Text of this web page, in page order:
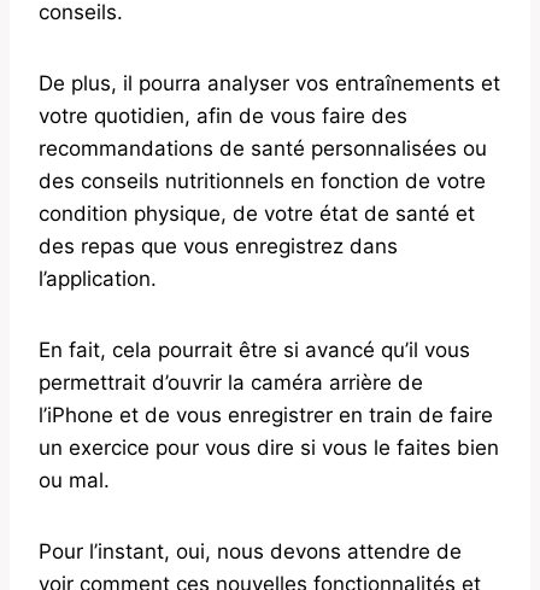
conseils.
De plus, il pourra analyser vos entraînements et
votre quotidien, afin de vous faire des
recommandations de santé personnalisées ou
des conseils nutritionnels en fonction de votre
condition physique, de votre état de santé et
des repas que vous enregistrez dans
l’application.
En fait, cela pourrait être si avancé qu’il vous
permettrait d’ouvrir la caméra arrière de
l’iPhone et de vous enregistrer en train de faire
un exercice pour vous dire si vous le faites bien
ou mal.
Pour l’instant, oui, nous devons attendre de
voir comment ces nouvelles fonctionnalités et